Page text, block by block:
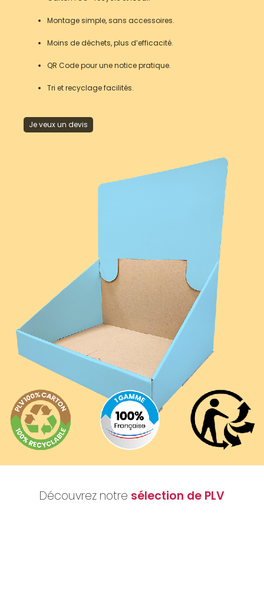
Montage simple, sans accessoires.
Moins de déchets, plus d’efficacité.
QR Code pour une notice pratique.
Tri et recyclage facilités.
Je veux un devis
Découvrez notre sélection de PLV